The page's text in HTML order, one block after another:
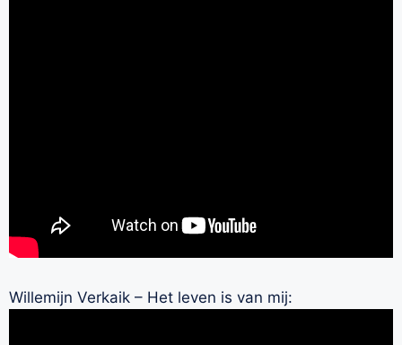
Willemijn Verkaik – Het leven is van mij: